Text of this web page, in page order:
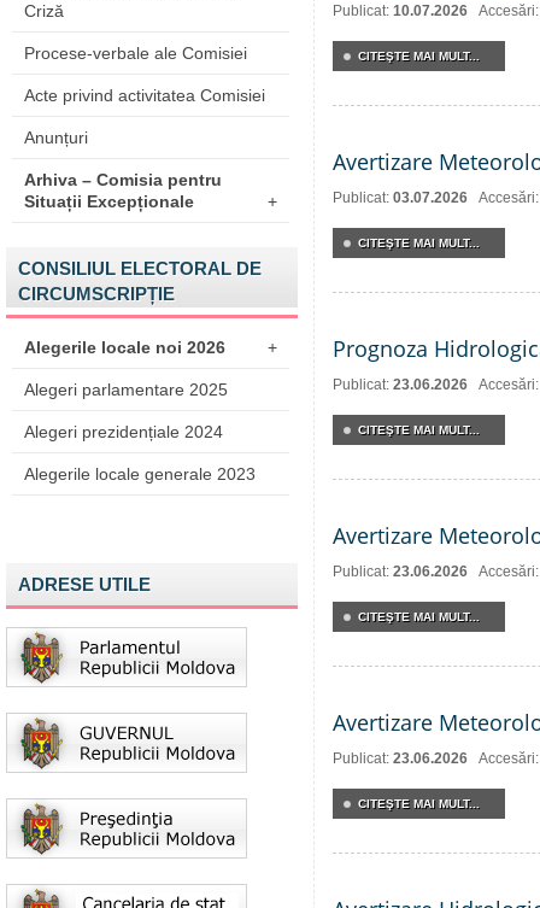
Criză
Procese-verbale ale Comisiei
Acte privind activitatea Comisiei
Anunțuri
Arhiva – Comisia pentru
Situații Excepționale
+
CONSILIUL ELECTORAL DE
CIRCUMSCRIPȚIE
Alegerile locale noi 2026 +
Alegeri parlamentare 2025
Alegeri prezidențiale 2024
Alegerile locale generale 2023
ADRESE UTILE
Publicat: 10.07.2026
CITEŞTE MAI MULT...
Avertizare
Publicat: 03.07.2026
CITEŞTE MAI MULT...
Prognoza
Publicat: 23.06.2026
CITEŞTE MAI MULT...
Avertizare
Publicat: 23.06.2026
CITEŞTE MAI MULT...
Avertizare
Publicat: 23.06.2026
CITEŞTE MAI MULT...